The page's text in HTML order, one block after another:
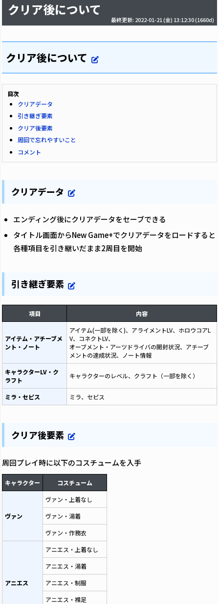
クリア後について
最終更新: 2022-01-21 (金) 13:12:30(1660d)
クリア後について
目次
クリアデータ
引き継ぎ要素
クリア後要素
周回で忘れやすいこと
コメント
クリアデータ
エンディング後にクリアデータをセーブできる
タイトル画面からNew Game+でクリアデータをロードすると
各種項目を引き継いだまま2周目を開始
引き継ぎ要素
項目 内容
アイテム・アチーブメ
ント・ノート
アイテム(一部を除く)、アライメントLV、ホロウコアL
V、コネクトLV、
オーブメント・アーツドライバの開封状況、アチーブ
メントの達成状況、ノート情報
キャラクターLV・ク
ラフト
キャラクターのレベル、クラフト（一部を除く）
ミラ・セピス ミラ、セピス
クリア後要素
周回プレイ時に以下のコスチュームを入手
キャラクター コスチューム
ヴァン
ヴァン・上着なし
ヴァン・湯着
ヴァン・作務衣
アニエス
アニエス・上着なし
アニエス・湯着
アニエス・制服
アニエス・裸足